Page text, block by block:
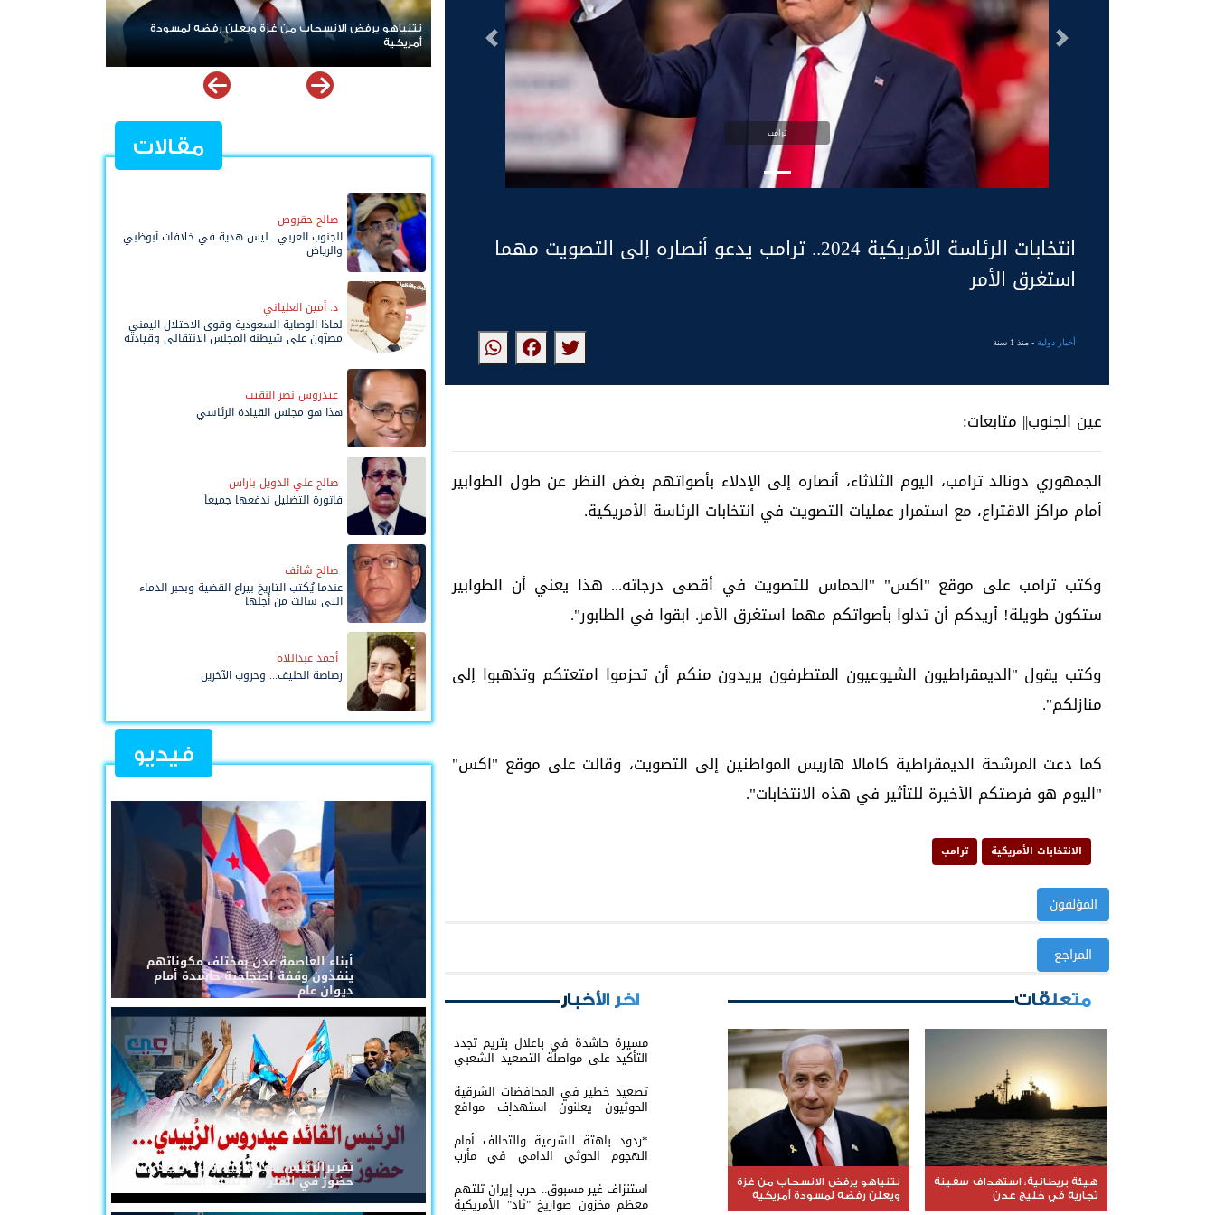
ترامب
التالى السابق
انتخابات الرئاسة الأمريكية 2024.. ترامب يدعو أنصاره إلى التصويت مهما
استغرق الأمر
أخبار دولية- منذ 1 سنة
عين الجنوب|| متابعات:
الجمهوري دونالد ترامب، اليوم الثلاثاء، أنصاره إلى الإدلاء بأصواتهم بغض النظر عن طول الطوابير
أمام مراكز الاقتراع، مع استمرار عمليات التصويت في انتخابات الرئاسة الأمريكية.
وكتب ترامب على موقع "اكس" "الحماس للتصويت في أقصى درجاته... هذا يعني أن الطوابير
ستكون طويلة! أريدكم أن تدلوا بأصواتكم مهما استغرق الأمر. ابقوا في الطابور".
وكتب يقول "الديمقراطيون الشيوعيون المتطرفون يريدون منكم أن تحزموا امتعتكم وتذهبوا إلى
منازلكم".
كما دعت المرشحة الديمقراطية كامالا هاريس المواطنين إلى التصويت، وقالت على موقع "اكس"
"اليوم هو فرصتكم الأخيرة للتأثير في هذه الانتخابات".
الانتخابات الأمريكية ترامب
المؤلفون
المراجع
متعلقات
هيئة بريطانية: استهداف سفينة
تجارية في خليج عدن
نتنياهو يرفض الانسحاب من غزة
ويعلن رفضه لمسودة أمريكية
اخر الأخبار
مسيرة حاشدة في باعلال بتريم تجدد
التأكيد على مواصلة التصعيد الشعبي
تصعيد خطير في المحافضات الشرقية
الحوثيون يعلنون استهداف مواقع
عسكرية في حضرموت ومأرب اليمنية
بوابل من الصواريخ والطائرات المسيّرة
*ردود باهتة للشرعية والتحالف أمام
الهجوم الحوثي الدامي في مأرب
وحضرموت*
استنزاف غير مسبوق.. حرب إيران تلتهم
معظم مخزون صواريخ "ثاد" الأمريكية
نتنياهو يرفض الانسحاب من غزة ويعلن رفضه لمسودة
أمريكية
ردا على «خروقات» حزب الله..
مقالات
صالح حقروص
الجنوب العربي.. ليس هدية في خلافات أبوظبي
والرياض
د. أمين العلياني
لماذا الوصاية السعودية وقوى الاحتلال اليمني
مصرّون على شيطنة المجلس الانتقالي وقيادته
عيدروس نصر النقيب
هذا هو مجلس القيادة الرئاسي
صالح علي الدويل باراس
فاتورة التضليل ندفعها جميعاً
صالح شائف
عندما يُكتب التاريخ بيراع القضية وبحبر الدماء
التي سالت من أجلها
أحمد عبداللاه
رصاصة الحليف... وحروب الآخرين
فيديو
أبناء العاصمة عدن بمختلف مكوناتهم
ينفذون وقفة احتجاجية حاشدة أمام
ديوان عام
تقريرالرئيس القائد عيدروس الزُبيدي...
حضورٌ في القلوب لا تُلغيه الحملات